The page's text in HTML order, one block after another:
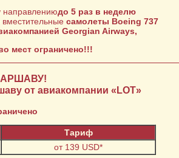
направлениюдо 5 раз в неделю
самолеты Boeing 737
Georgian Airways,
мест ограничено!!!
от авиакомпании «LOT»
Тариф
от 139 USD*